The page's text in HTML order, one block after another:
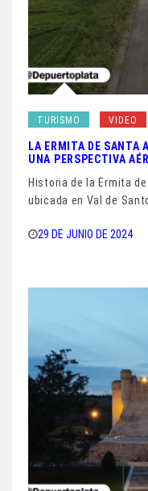
TURISMO VIDEO
LA ERMITA DE SANTA
UNA PERSPECTIVA
Historia de la Ermita
ubicada en Val de
29 DE JUNIO DE 2024